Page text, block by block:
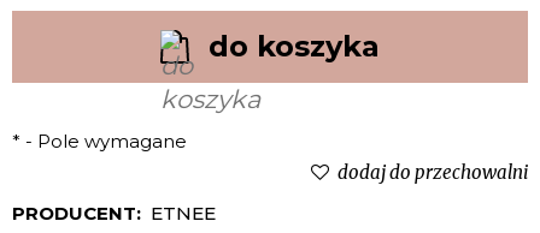
do koszyka
* - Pole wymagane
dodaj do przechowalni
PRODUCENT: ETNEE